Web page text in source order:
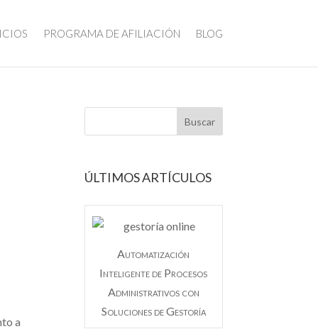
PROGRAMA DE AFILIACIÓN BLOG
a
ÚLTIMOS ARTÍCULOS
Automatización
Inteligente de Procesos
Administrativos con
Soluciones de Gestoría